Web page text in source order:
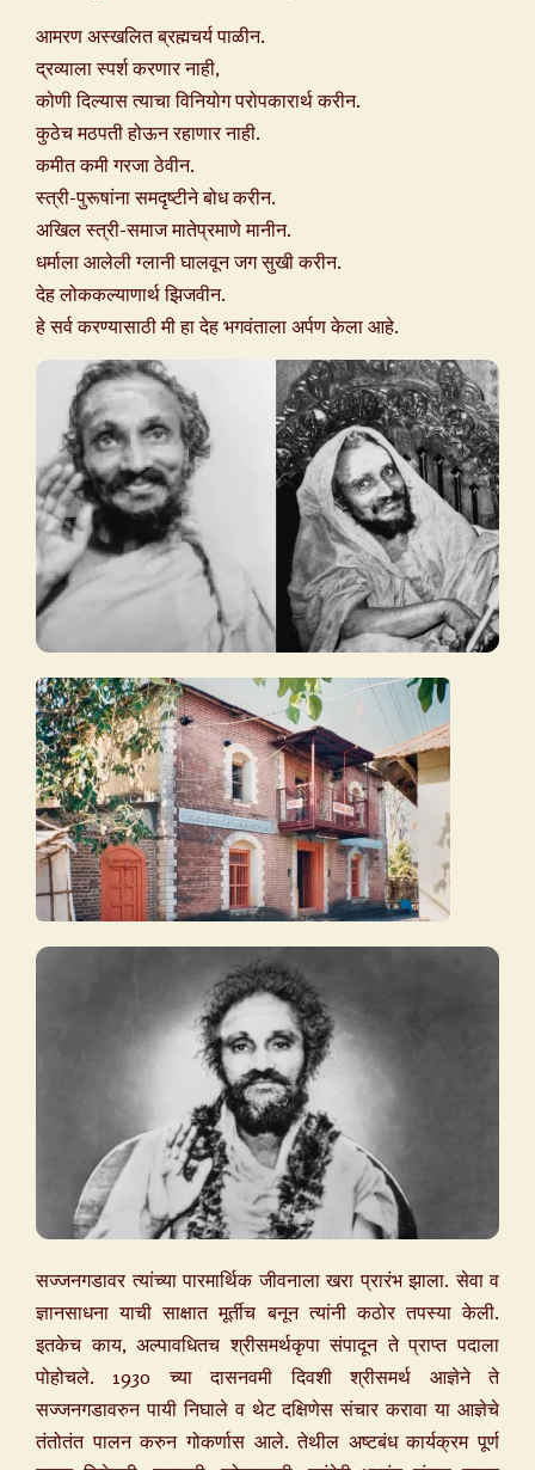
आमरण अस्खलित ब्रह्मचर्य पाळीन.
द्रव्याला स्पर्श करणार नाही,
कोणी दिल्यास त्याचा विनियोग परोपकारार्थ करीन.
कुठेच मठपती होऊन रहाणार नाही.
कमीत कमी गरजा ठेवीन.
स्त्री-पुरूषांना समदृष्टीने बोध करीन.
अखिल स्त्री-समाज मातेप्रमाणे मानीन.
धर्माला आलेली ग्लानी घालवून जग सुखी करीन.
देह लोककल्याणार्थ झिजवीन.
हे सर्व करण्यासाठी मी हा देह भगवंताला अर्पण केला आहे.
सज्जनगडावर त्यांच्या पारमार्थिक जीवनाला खरा प्रारंभ झाला. सेवा व
ज्ञानसाधना याची साक्षात मूर्तीच बनून त्यांनी कठोर तपस्या केली.
इतकेच काय, अल्पावधितच श्रीसमर्थकृपा संपादून ते प्राप्त पदाला
पोहोचले. 1930 च्या दासनवमी दिवशी श्रीसमर्थ आज्ञेने ते
सज्जनगडावरुन पायी निघाले व थेट दक्षिणेस संचार करावा या आज्ञेचे
तंतोतंत पालन करुन गोकर्णास आले. तेथील अष्टबंध कार्यक्रम पूर्ण